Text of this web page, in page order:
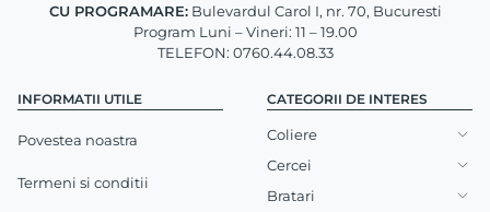
INFORMATII UTILE
Povestea noastra
Termeni si conditii
CU PROGRAMARE:Bulevardul Carol I, nr. 70, Bucuresti
Program Luni – Vineri: 11 – 19.00
TELEFON: 0760.44.08.33
CATEGORII DE INTERES
Coliere
Cercei
Bratari